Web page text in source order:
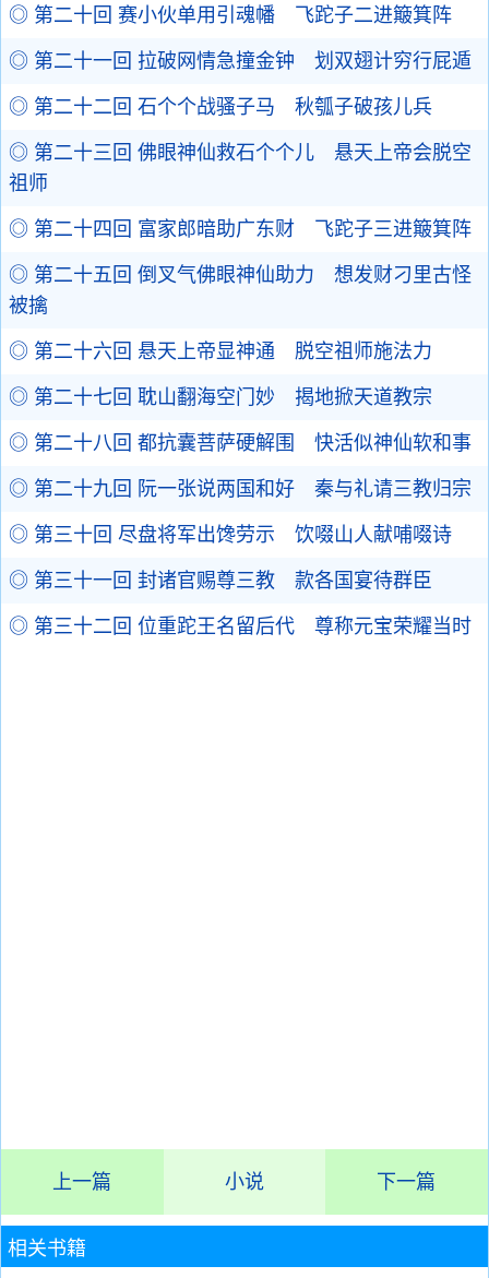
◎ 第二十回 赛小伙单用引魂幡 飞跎子二进簸箕阵
◎ 第二十一回 拉破网情急撞金钟 划双翅计穷行屁遁
◎ 第二十二回 石个个战骚子马 秋瓠子破孩儿兵
◎ 第二十三回 佛眼神仙救石个个儿 悬天上帝会脱空
祖师
◎ 第二十四回 富家郎暗助广东财 飞跎子三进簸箕阵
◎ 第二十五回 倒叉气佛眼神仙助力 想发财刁里古怪
被擒
◎ 第二十六回 悬天上帝显神通 脱空祖师施法力
◎ 第二十七回 耽山翻海空门妙 揭地掀天道教宗
◎ 第二十八回 都抗囊菩萨硬解围 快活似神仙软和事
◎ 第二十九回 阮一张说两国和好 秦与礼请三教归宗
◎ 第三十回 尽盘将军出馋劳示 饮啜山人献哺啜诗
◎ 第三十一回 封诸官赐尊三教 款各国宴待群臣
◎ 第三十二回 位重跎王名留后代 尊称元宝荣耀当时
上一篇 小说 下一篇
相关书籍